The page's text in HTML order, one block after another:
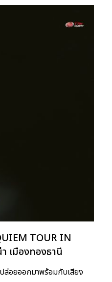
TOUR IN
เมืองทองธานี
ล่อยออกมาพร้อมกับเสียง